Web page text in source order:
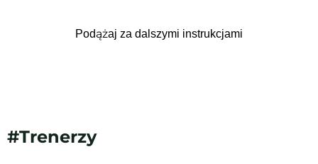
Podążaj za dalszymi instrukcjami
#Trenerzy